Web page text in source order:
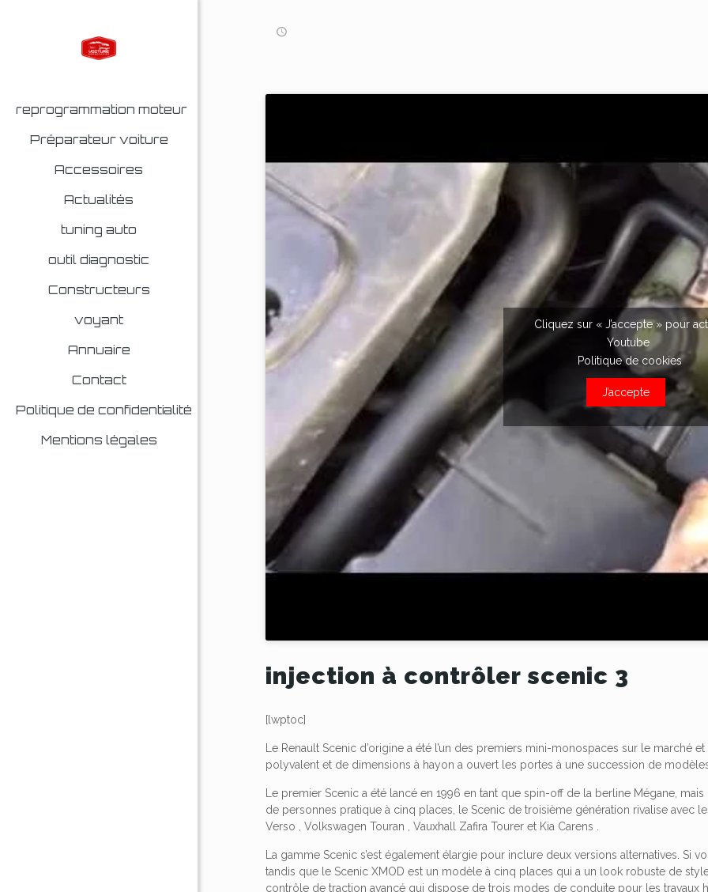
reprogrammation moteur
Préparateur voiture
Accessoires
Actualités
tuning auto
outil diagnostic
Constructeurs
voyant
Annuaire
Contact
Politique de confidentialité
Mentions légales
Cliquez sur « J’accepte » pour
Youtube
Politique de cookies
J’accepte
injection à contrôler scenic 3
[lwptoc]
Le Renault Scenic d’origine a été l’un des premiers mini-monospaces sur le marché
polyvalent et de dimensions à hayon a ouvert les portes à une succession de
Le premier Scenic a été lancé en 1996 en tant que spin-off de la berline Mégane,
de personnes pratique à cinq places, le Scenic de troisième génération rivalise avec
Verso , Volkswagen Touran , Vauxhall Zafira Tourer et Kia Carens .
La gamme Scenic s’est également élargie pour inclure deux versions alternatives. Si
tandis que le Scenic XMOD est un modèle à cinq places qui a un look robuste de
contrôle de traction avancé qui dispose de trois modes de conduite pour les travaux